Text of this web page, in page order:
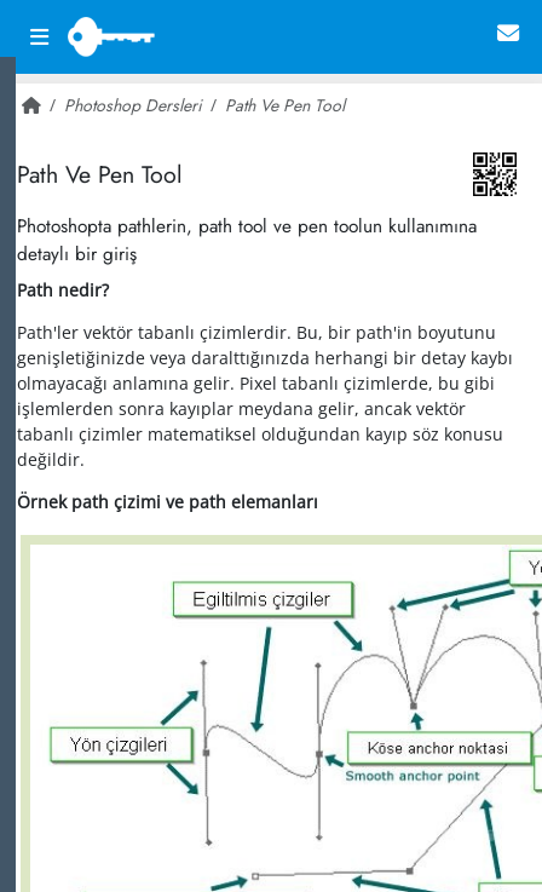
Photoshop Dersleri Path Ve Pen Tool
Path Ve Pen Tool
Photoshopta pathlerin, path tool ve pen toolun kullanımına
detaylı bir giriş
Path nedir?
Path'ler vektör tabanlı çizimlerdir. Bu, bir path'in boyutunu
genişletiğinizde veya daralttığınızda herhangi bir detay kaybı
olmayacağı anlamına gelir. Pixel tabanlı çizimlerde, bu gibi
işlemlerden sonra kayıplar meydana gelir, ancak vektör
tabanlı çizimler matematiksel olduğundan kayıp söz konusu
değildir.
Örnek path çizimi ve path elemanları